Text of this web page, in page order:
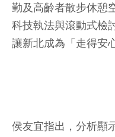
勤及高齡者散步休憩
科技執法與滾動式檢
讓新北成為「走得安
侯友宜指出，分析顯